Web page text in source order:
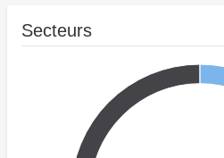
Secteurs